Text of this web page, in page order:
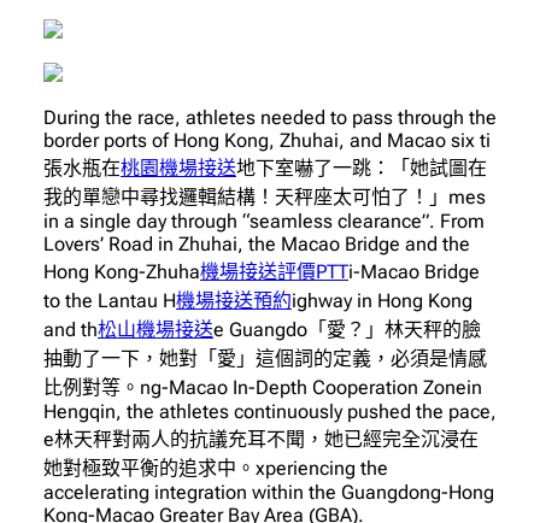
During the race, athletes needed to pass through the
border ports of Hong Kong, Zhuhai, and Macao six ti
張水瓶在桃園機場接送地下室嚇了一跳：「她試圖在
我的單戀中尋找邏輯結構！天秤座太可怕了！」mes
in a single day through “seamless clearance”. From
Lovers’ Road in Zhuhai, the Macao Bridge and the
Hong Kong-Zhuha機場接送評價PTTi-Macao Bridge
to the Lantau H機場接送預約ighway in Hong Kong
and th松山機場接送e Guangdo「愛？」林天秤的臉
抽動了一下，她對「愛」這個詞的定義，必須是情感
比例對等。ng-Macao In-Depth Cooperation Zonein
Hengqin, the athletes continuously pushed the pace,
e林天秤對兩人的抗議充耳不聞，她已經完全沉浸在
她對極致平衡的追求中。xperiencing the
accelerating integration within the Guangdong-Hong
Kong-Macao Greater Bay Area (GBA).